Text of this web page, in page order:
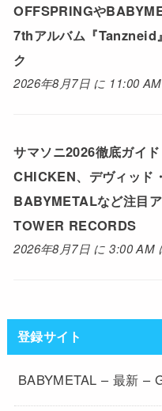
OFFSPRINGや
7thアルバム『Tanzneid
ク
2026年8月7日 に 11:00
サマソニ2026徹底ガ
CHICKEN、デヴィッド
BABYMETALなど注目
TOWER RECORDS
2026年8月7日 に 3:00 AM
登録サイト
BABYMETAL – 最新 –